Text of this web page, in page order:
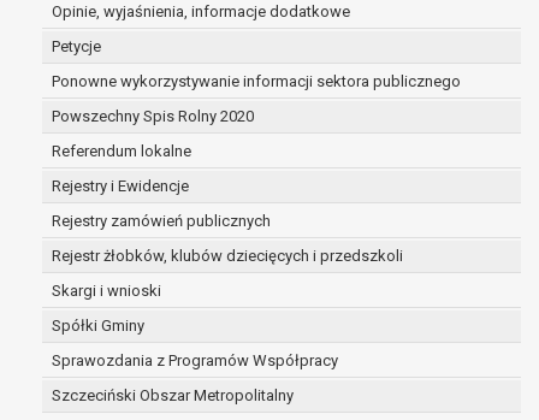
Opinie, wyjaśnienia, informacje dodatkowe
Petycje
Ponowne wykorzystywanie informacji sektora publicznego
Powszechny Spis Rolny 2020
Referendum lokalne
Rejestry i Ewidencje
Rejestry zamówień publicznych
Rejestr żłobków, klubów dziecięcych i przedszkoli
Skargi i wnioski
Spółki Gminy
Sprawozdania z Programów Współpracy
Szczeciński Obszar Metropolitalny
dane są nieprawidłowe lub
prawo do żądania usunięcia danych
osobowych (tzw. prawo do bycia
zapomnianym) na podstawie art. 17 RODO,
w przypadku gdy:
dane nie są już niezbędne do celów,
dla których były zebrane lub w inny
sposób przetwarzane,
osoba, której dane dotyczą, wniosła
sprzeciw wobec przetwarzania
danych osobowych,
zgodę na przetwarzanie danych
osobowych, która jest podstawą
przetwarzania danych i nie ma innej